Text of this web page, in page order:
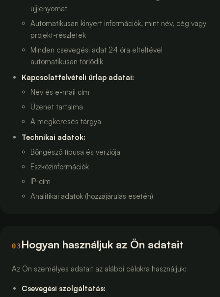
ujjlenyomat
Automatikusan kinyert információk, mint név, cég vagy
projekt-részletek
Minden csevegési adat 24 óra elteltével
automatikusan törlődik
Kapcsolatfelvételi űrlap adatai:
Név és e-mail cím
Üzenet tartalma
A megkeresés tárgya
Technikai adatok:
Böngésző típusa és verziója
Eszközinformációk
IP-cím
Analitikai adatok (hozzájárulás esetén)
03Hogyan használjuk az Ön adatait
Az Ön személyes adatait az alábbi célokra használjuk:
Csevegési szolgáltatás: